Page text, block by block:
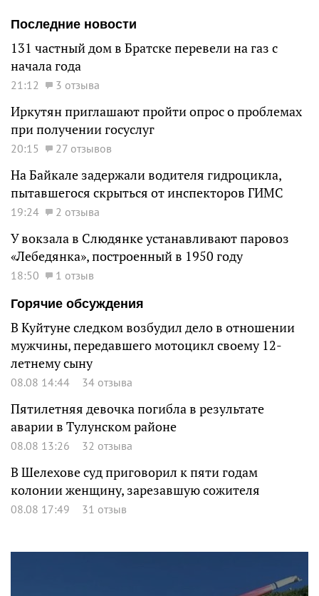
Последние новости
131 частный дом в Братске перевели на газ с
начала года
21:12 3 отзыва
Иркутян приглашают пройти опрос о проблемах
при получении госуслуг
20:15 27 отзывов
На Байкале задержали водителя гидроцикла,
пытавшегося скрыться от инспекторов ГИМС
19:24 2 отзыва
У вокзала в Слюдянке устанавливают паровоз
«Лебедянка», построенный в 1950 году
18:50
1 отзыв
Горячие обсуждения
В Куйтуне следком возбудил дело в отношении
мужчины, передавшего мотоцикл своему 12-
летнему сыну
08.08 14:44 34 отзыва
Пятилетняя девочка погибла в результате
аварии в Тулунском районе
08.08 13:26 32 отзыва
В Шелехове суд приговорил к пяти годам
колонии женщину, зарезавшую сожителя
08.08 17:49 31 отзыв